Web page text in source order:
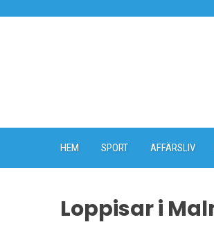
HEM SPORT AFFÄRSLIV
Loppisar i